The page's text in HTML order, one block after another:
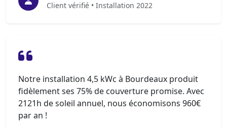
Client vérifié • Installation 2022
Notre installation 4,5 kWc à Bourdeaux produit
fidèlement ses 75% de couverture promise. Avec
2121h de soleil annuel, nous économisons 960€
par an !